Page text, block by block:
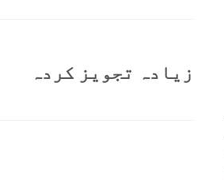
زیادہ تجویز کردہ